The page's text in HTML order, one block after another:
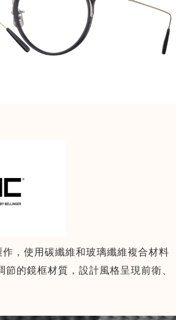
，使用碳纖維和玻璃纖維複合材料
的鏡框材質，設計風格呈現前衛、